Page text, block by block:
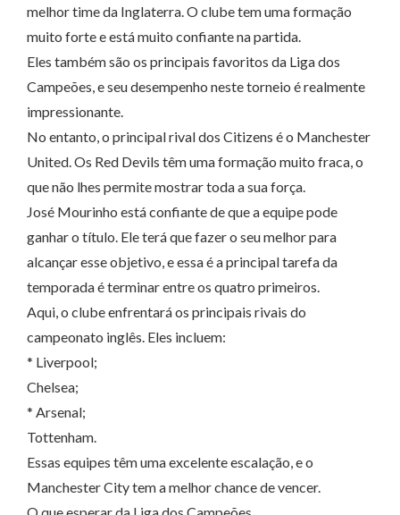
melhor time da Inglaterra. O clube tem uma formação
muito forte e está muito confiante na partida.
Eles também são os principais favoritos da Liga dos
Campeões, e seu desempenho neste torneio é realmente
impressionante.
No entanto, o principal rival dos Citizens é o Manchester
United. Os Red Devils têm uma formação muito fraca, o
que não lhes permite mostrar toda a sua força.
José Mourinho está confiante de que a equipe pode
ganhar o título. Ele terá que fazer o seu melhor para
alcançar esse objetivo, e essa é a principal tarefa da
temporada é terminar entre os quatro primeiros.
Aqui, o clube enfrentará os principais rivais do
campeonato inglês. Eles incluem:
* Liverpool;
Chelsea;
* Arsenal;
Tottenham.
Essas equipes têm uma excelente escalação, e o
Manchester City tem a melhor chance de vencer.